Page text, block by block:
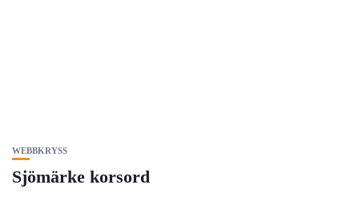
WEBBKRYSS
Sjömärke korsord